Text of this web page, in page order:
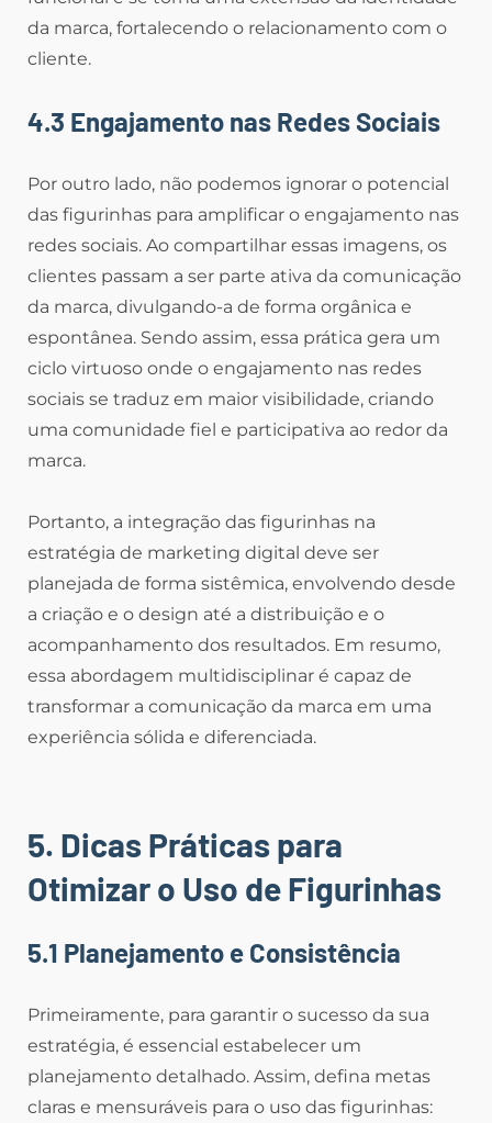
da marca, fortalecendo o relacionamento com o
cliente.
4.3 Engajamento nas Redes Sociais
Por outro lado, não podemos ignorar o potencial
das figurinhas para amplificar o engajamento nas
redes sociais. Ao compartilhar essas imagens, os
clientes passam a ser parte ativa da comunicação
da marca, divulgando-a de forma orgânica e
espontânea. Sendo assim, essa prática gera um
ciclo virtuoso onde o engajamento nas redes
sociais se traduz em maior visibilidade, criando
uma comunidade fiel e participativa ao redor da
marca.
Portanto, a integração das figurinhas na
estratégia de marketing digital deve ser
planejada de forma sistêmica, envolvendo desde
a criação e o design até a distribuição e o
acompanhamento dos resultados. Em resumo,
essa abordagem multidisciplinar é capaz de
transformar a comunicação da marca em uma
experiência sólida e diferenciada.
5. Dicas Práticas para
Otimizar o Uso de Figurinhas
5.1 Planejamento e Consistência
Primeiramente, para garantir o sucesso da sua
estratégia, é essencial estabelecer um
planejamento detalhado. Assim, defina metas
claras e mensuráveis para o uso das figurinhas: